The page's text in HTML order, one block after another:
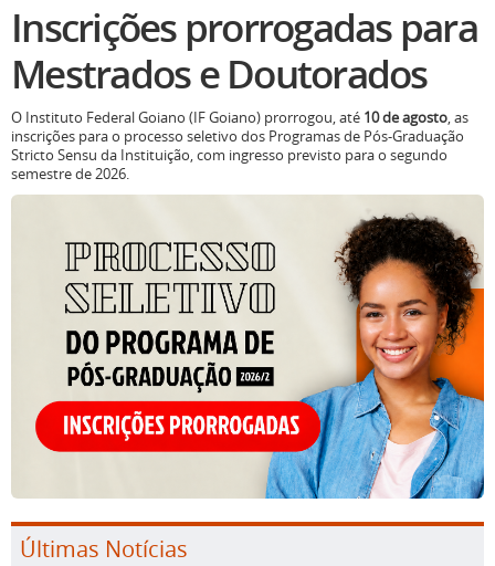
Inscrições prorrogadas para
Mestrados e Doutorados
O Instituto Federal Goiano (IF Goiano) prorrogou, até 10 de agosto, as
inscrições para o processo seletivo dos Programas de Pós-Graduação
Stricto Sensu da Instituição, com ingresso previsto para o segundo
semestre de 2026.
Últimas Notícias